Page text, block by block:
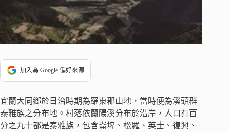
加入為 Google 偏好來源
宜蘭大同鄉於日治時期為羅東郡山地，當時便為溪頭群
泰雅族之分布地。村落依蘭陽溪分布於沿岸，人口有百
分之九十都是泰雅族，包含崙埤、松羅、英士、復興、